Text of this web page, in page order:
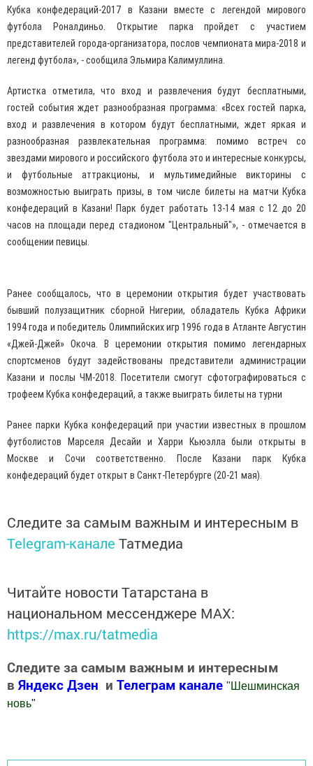
Кубка конфедераций-2017 в Казани вместе с легендой мирового
футбола Роналдиньо. Открытие парка пройдет с участием
представителей города-организатора, послов чемпионата мира-2018 и
легенд футбола», - сообщила Эльмира Калимуллина.
Артистка отметила, что вход и развлечения будут бесплатными,
гостей события ждет разнообразная программа: «Всех гостей парка,
вход и развлечения в котором будут бесплатными, ждет яркая и
разнообразная развлекательная программа: помимо встреч со
звездами мирового и российского футбола это и интересные конкурсы,
и футбольные аттракционы, и мультимедийные викторины с
возможностью выиграть призы, в том числе билеты на матчи Кубка
конфедераций в Казани! Парк будет работать 13-14 мая с 12 до 20
часов на площади перед стадионом "Центральный"», - отмечается в
сообщении певицы.
Ранее сообщалось, что в церемонии открытия будет участвовать
бывший полузащитник сборной Нигерии, обладатель Кубка Африки
1994 года и победитель Олимпийских игр 1996 года в Атланте Августин
«Джей-Джей» Окоча. В церемонии открытия помимо легендарных
спортсменов будут задействованы представители администрации
Казани и послы ЧМ-2018. Посетители смогут сфотографироваться с
трофеем Кубка конфедераций, а также выиграть билеты на турни
Ранее парки Кубка конфедераций при участии известных в прошлом
футболистов Марселя Десайи и Харри Кьюэлла были открыты в
Москве и Сочи соответственно. После Казани парк Кубка
конфедераций будет открыт в Санкт-Петербурге (20-21 мая).
Следите за самым важным и интересным в
Telegram-канале Татмедиа
Читайте новости Татарстана в
национальном мессенджере MАХ:
https://max.ru/tatmedia
Следите за самым важным и интересным
в Яндекс Дзен и Телеграм канале " Шешминская
новь"